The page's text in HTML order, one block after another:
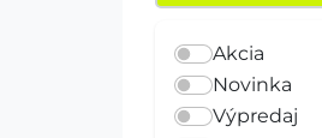
Akcia
Novinka
Výpredaj